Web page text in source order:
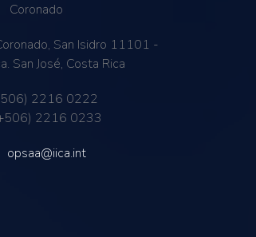
Coronado
San Isidro 11101 -
San José, Costa Rica
2216 0222
2216 0233
opsaa@iica.int